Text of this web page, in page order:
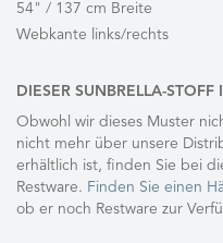
54" / 137 cm Breite
Webkante links/rechts
DIESER SUNBRELLA-STOFF
Obwohl wir dieses Muster
nicht mehr über unsere
erhältlich ist, finden Sie bei
Restware. Finden Sie einen
ob er noch Restware zur